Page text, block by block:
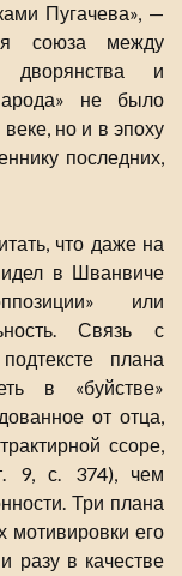
Пугачева», —
союза между
дворянства и
не было
но и в эпоху
последних,
что даже на
в Шванвиче
или
Связь с
плана
в «буйстве»
от отца,
ссоре,
9, с. 374), чем
Три плана
мотивировки его
разу в качестве